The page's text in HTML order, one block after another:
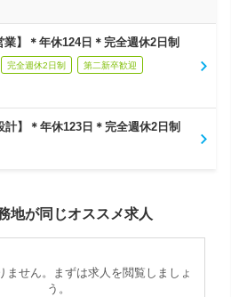
】＊年休124日＊完全週休2日制
完全週休2日制 第二新卒歓迎
】＊年休123日＊完全週休2日制
地が同じオススメ求人
ません。まずは求人を閲覧しましょ
う。